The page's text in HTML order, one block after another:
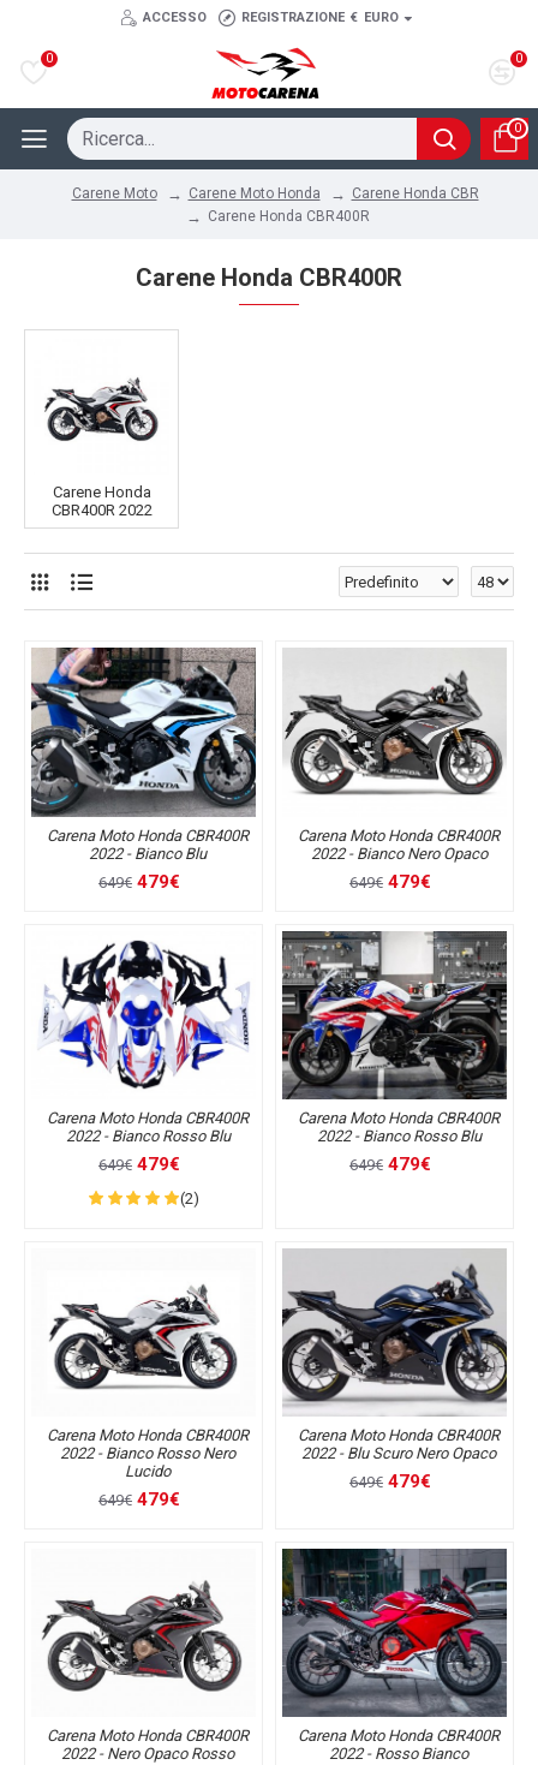
ACCESSO REGISTRAZIONE € EURO
0 0
0
Carene Moto Carene Moto Honda
Carene Honda CBR
Carene Honda CBR400R
Carene Honda CBR400R
Carene Honda
CBR400R 2022
Carena Moto Honda CBR400R
2022 - Bianco Blu
649€ 479€
Carena Moto Honda CBR400R
2022 - Bianco Nero Opaco
649€ 479€
Carena Moto Honda CBR400R
2022 - Bianco Rosso Blu
649€ 479€
(2)
Carena Moto Honda CBR400R
2022 - Bianco Rosso Blu
649€ 479€
Carena Moto Honda CBR400R
2022 - Bianco Rosso Nero
Lucido
649€ 479€
Carena Moto Honda CBR400R
2022 - Blu Scuro Nero Opaco
649€ 479€
Carena Moto Honda CBR400R
2022 - Nero Opaco Rosso
Carena Moto Honda CBR400R
2022 - Rosso Bianco